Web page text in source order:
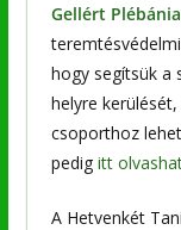
Gellért
hogy segítsük a
helyre
csoporthoz
pedig itt
A Hetvenkét